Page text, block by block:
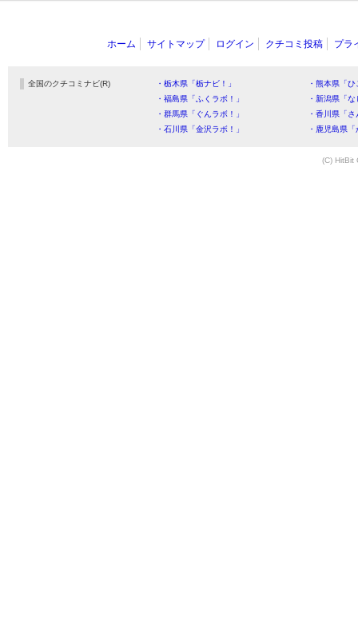
ホーム サイトマップ ログイン クチコミ投稿 プラ
全国のクチコミナビ(R) ・栃木県「栃ナビ！」
・熊本県「
・福島県「ふくラボ！」
・新潟県「
・群馬県「ぐんラボ！」
・香川県「
・石川県「金沢ラボ！」
・鹿児島県
(C) HitBit